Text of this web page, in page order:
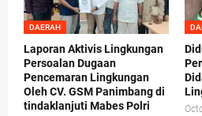
DAERAH
Laporan Aktivis Lingkungan
Persoalan Dugaan
Pencemaran Lingkungan
Oleh CV. GSM Panimbang di
tindaklanjuti Mabes Polri